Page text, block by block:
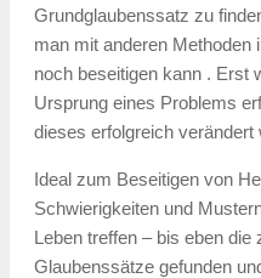
Grundglaubenssatz zu
man mit anderen Methoden
noch beseitigen kann . Erst
Ursprung eines Problems
dieses erfolgreich verändert
Ideal zum Beseitigen von
Schwierigkeiten und
Leben treffen – bis eben die
Glaubenssätze gefunden